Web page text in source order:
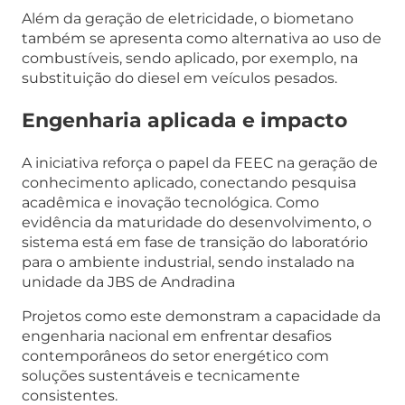
Além da geração de eletricidade, o biometano
também se apresenta como alternativa ao uso de
combustíveis, sendo aplicado, por exemplo, na
substituição do diesel em veículos pesados.
Engenharia aplicada e impacto
A iniciativa reforça o papel da FEEC na geração de
conhecimento aplicado, conectando pesquisa
acadêmica e inovação tecnológica. Como
evidência da maturidade do desenvolvimento, o
sistema está em fase de transição do laboratório
para o ambiente industrial, sendo instalado na
unidade da JBS de Andradina
Projetos como este demonstram a capacidade da
engenharia nacional em enfrentar desafios
contemporâneos do setor energético com
soluções sustentáveis e tecnicamente
consistentes.